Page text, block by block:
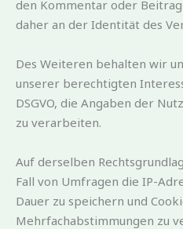
den Kommentar oder
daher an der Identität des
Des Weiteren behalten wir
unserer berechtigten
DSGVO, die Angaben der
zu verarbeiten.
Auf derselben
Fall von Umfragen die IP-
Dauer zu speichern und
Mehrfachabstimmungen zu